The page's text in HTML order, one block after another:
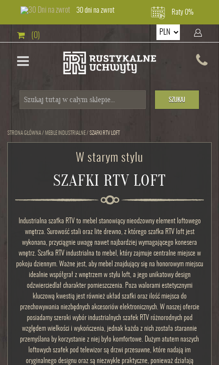
30 dni na zwrot Raty 0%
(0)
SZUKAJ
STRONA GŁÓWNA/ MEBLE INDUSTRIALNE/ SZAFKI RTV LOFT
W starym stylu
SZAFKI RTV LOFT
Industrialna szafka RTV to mebel stanowiący nieodzowny element loftowego
wnętrza. Surowość stali oraz lite drewno, z którego szafka RTV loft jest
wykonana, przyciągnie uwagę nawet najbardziej wymagającego konesera
wnętrz. Szafka RTV industrialna to mebel, który zajmuje centralne miejsce w
pokoju dziennym. Ważne jest, aby mebel znajdujący się na honorowym miejscu
idealnie współgrał z wnętrzem w stylu loft, a jego unikatowy design
odzwierciedlał charakter pomieszczenia. Poza walorami estetycznymi
kluczową kwestią jest również układ szafki oraz ilość miejsca do
przechowywania niezbędnych akcesoriów elektronicznych. W naszej ofercie
posiadamy szeroki wybór industrialnych szafek RTV różnorodnych pod
względem wielkości i wykończenia, jednak każda z nich została starannie
przemyślana by korzystanie z niej było komfortowe. Dużym atutem naszych
loftowych szafek pod telewizor są drzwi przesuwne, które nadają im
oryginalnego designu oraz są niezwykle praktyczne, ponieważ działają